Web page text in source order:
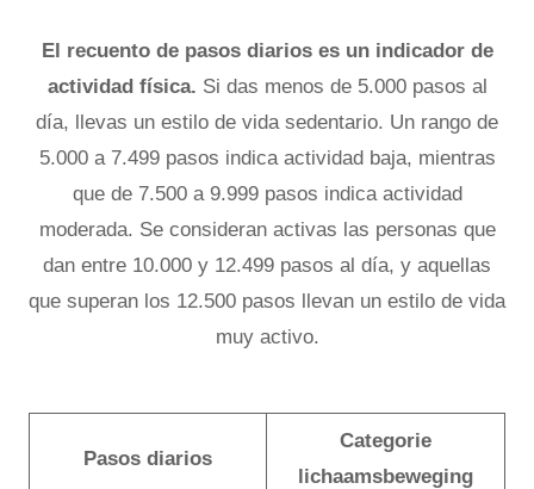
El recuento de pasos diarios es un indicador de
actividad física. Si das menos de 5.000 pasos al
día, llevas un estilo de vida sedentario. Un rango de
5.000 a 7.499 pasos indica actividad baja, mientras
que de 7.500 a 9.999 pasos indica actividad
moderada. Se consideran activas las personas que
dan entre 10.000 y 12.499 pasos al día, y aquellas
que superan los 12.500 pasos llevan un estilo de vida
muy activo.
Pasos diarios
Categorie
lichaamsbeweging